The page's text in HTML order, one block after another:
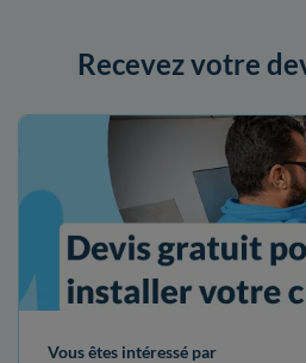
Recevez votre
Vous êtes intéressé par